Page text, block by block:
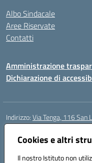
Cookies e altri
Il nostro Istituto non
Albo Sindacale
Aree Riservate
Contatti
Amministrazione
Dichiarazione di
Indirizzo:Via Tenga, 116 San
Centralino:
Posta elettronica certificata
Codice fiscale: 93098380616